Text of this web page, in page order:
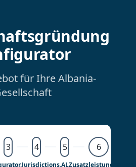
für Ihre Albania-
3 4 5 6
Zusatzleistungen